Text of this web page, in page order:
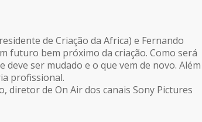
de Criação da Africa) e Fernando
futuro bem próximo da criação. Como será
ser mudado e o que vem de novo. Além
profissional.
diretor de On Air dos canais Sony Pictures